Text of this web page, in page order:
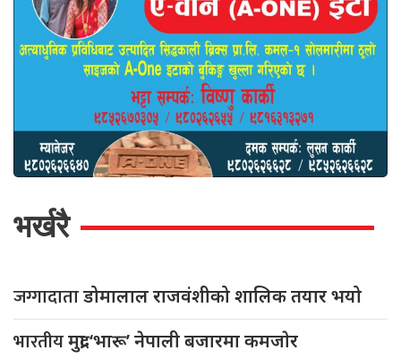
भर्खरै
जग्गादाताडोमालाल राजवंशीको शालिक तयार भयो
भारतीयमुद्रा ‘भारू’ नेपाली बजारमा कमजाेर